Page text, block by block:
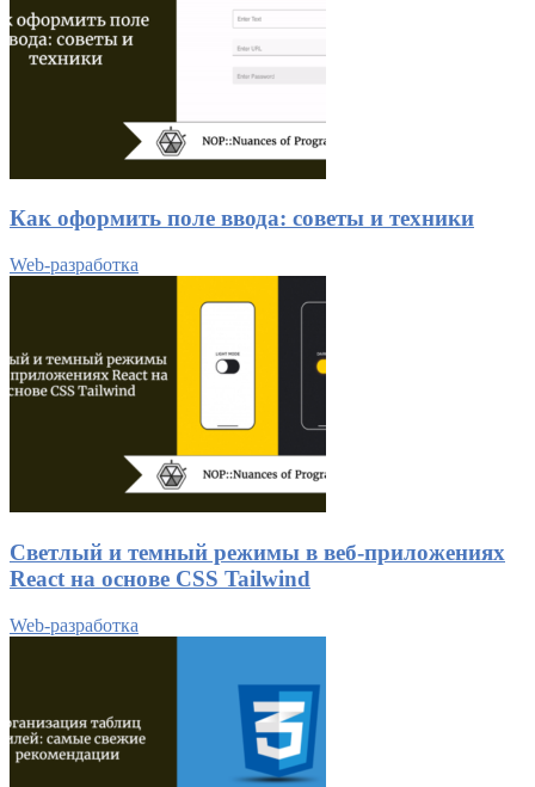
Как оформить поле ввода: советы и техники
Web-разработка
Светлый и темный режимы в веб-приложениях
React на основе CSS Tailwind
Web-разработка